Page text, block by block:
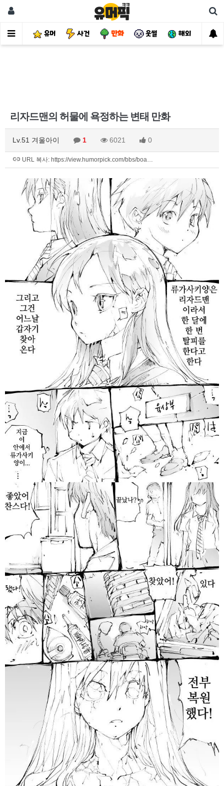
유머 사건 만화 웃썰 해외 핫
리자드맨의 허물에 욕정하는 변태 만화
Lv.51 겨울아이 1 6021 0
URL 복사: https://view.humorpick.com/bbs/boa…